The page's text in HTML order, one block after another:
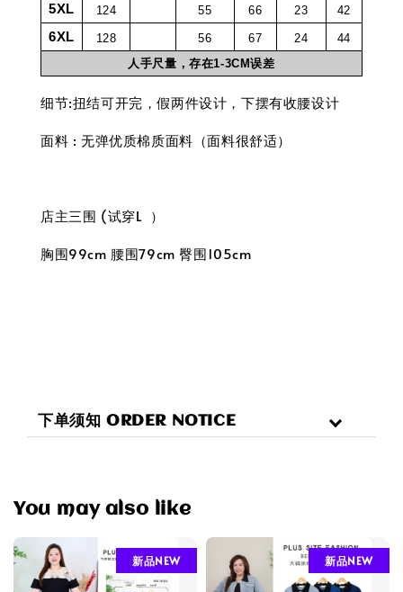
5XL 124 55 66 23 42
6XL 128 56 67 24
44
人手尺量，存在1-3CM误差
细节:扭结可开完，假两件设计，下摆有收腰设计
面料 : 无弹优质棉质面料（面料很舒适）
店主三围 (试穿L ）
胸围99cm 腰围79cm 臀围105cm
下单须知 ORDER NOTICE
You may also like
新品NEW 新品NEW